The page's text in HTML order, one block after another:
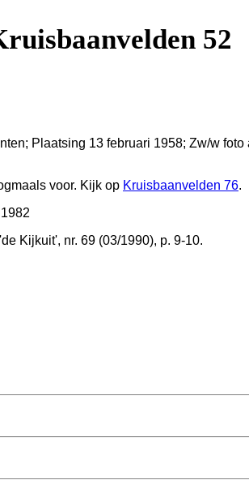
52
Plaatsing 13 februari 1958; Zw/w
voor. Kijk op Kruisbaanvelden 76.
Kijkuit', nr. 69 (03/1990), p. 9-10.